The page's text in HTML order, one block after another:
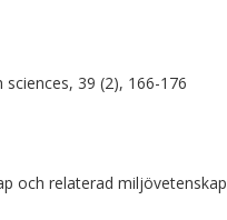
sciences, 39 (2), 166-176
och relaterad miljövetenskap